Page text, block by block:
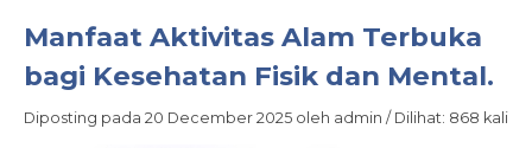
Manfaat Aktivitas Alam Terbuka
bagi Kesehatan Fisik dan Mental.
Diposting pada 20 December 2025 oleh admin / Dilihat: 868 kali